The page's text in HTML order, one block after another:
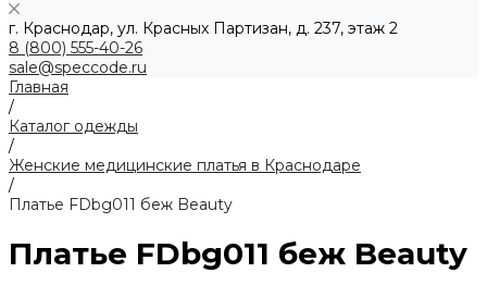
г. Краснодар, ул. Красных Партизан, д. 237, этаж 2
8 (800) 555-40-26
sale@speccode.ru
Главная
/
Каталог одежды
/
Женские медицинские платья в Краснодаре
/
Платье FDbg011 беж Beauty
Платье FDbg011 беж Beauty